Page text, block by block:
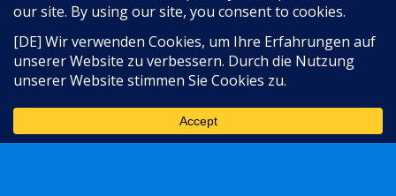
Zum Seitenanfang
Sprache:
Mobil Desktop